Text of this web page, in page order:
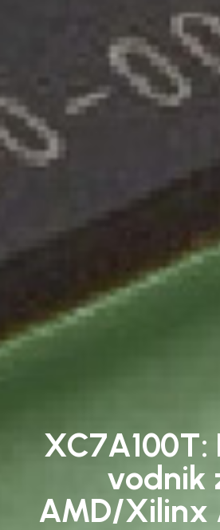
XC7A100T:
vodnik
AMD/Xilinx